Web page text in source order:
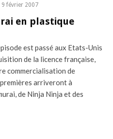
9 février 2007
en plastique
est passé aux Etats-Unis
de la licence française,
commercialisation de
premières arriveront à
de Ninja Ninja et des